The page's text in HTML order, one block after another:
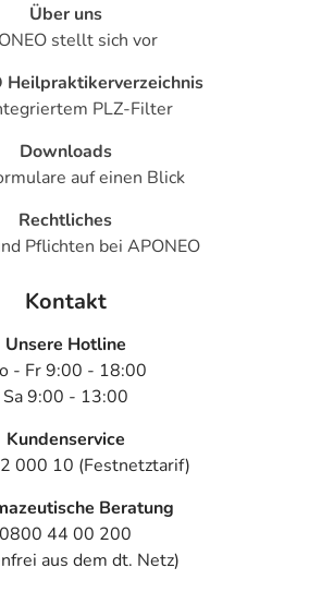
(Apathie)
Über uns
stellt sich vor
Heilpraktikerverzeichnis
PLZ-Filter
Downloads
auf einen Blick
Rechtliches
Pflichten bei APONEO
Kontakt
Unsere Hotline
- Fr 9:00 - 18:00
Sa 9:00 - 13:00
Kundenservice
000 10 (Festnetztarif)
Beratung
0800 44 00 200
aus dem dt. Netz)